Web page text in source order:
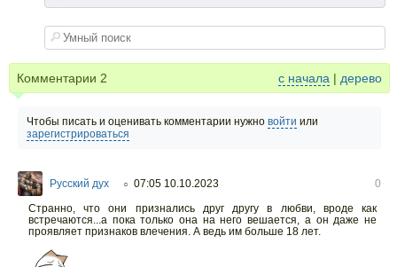
Комментарии 2 с начала | дерево
Чтобы писать и оценивать комментарии нужно войти или
зарегистрироваться
Русский дух ○ 07:05 10.10.2023
0
Странно, что они признались друг другу в любви, вроде как
встречаются...а пока только она на него вешается, а он даже не
проявляет признаков влечения. А ведь им больше 18 лет.